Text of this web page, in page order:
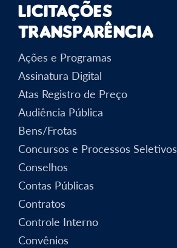
Licitações
Transparência
Ações e Programas
Assinatura Digital
Atas Registro de Preço
Audiência Pública
Bens/Frotas
Concursos e Processos Seletivos
Conselhos
Contas Públicas
Contratos
Controle Interno
Convênios